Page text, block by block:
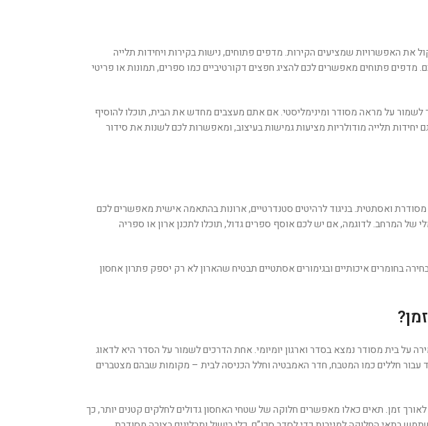
האפשרויות שמציעים הקירות. מדפים פתוחים, נישות בקירות ויחידות תלייה
מדפים פתוחים מאפשרים לכם להציג חפצים דקורטיביים כמו ספרים, תמונות או פריטי
לשמור על מראה מסודר ומינימליסטי. אם אתם מעצבים מחדש את הבית, תוכלו להוסיף
תלייה מודולריות מציעות גמישות בעיצוב, ומאפשרות לכם לשנות את סידור
ואסתטית. בניגוד לרהיטים סטנדרטיים, ארונות בהתאמה אישית מאפשרים לכם
של המרחב. לדוגמה, אם יש לכם אוסף ספרים גדול, תוכלו לתכנן ארון או ספריה
בחומרים איכותיים ובגימורים אסתטיים תבטיח שהארון לא רק יספק פתרון אחסון
על בית מסודר נמצא בסדר וארגון יומיומי. אחת הדרכים לשמור על הסדר היא לדאוג
עבור חללים כמו המטבח, חדר האמבטיה וחלל הכניסה לבית – מקומות שבהם מצטברים
זמן. תאים כאלו מאפשרים חלוקה של שטחי האחסון גדולים לחלקים קטנים יותר, כך